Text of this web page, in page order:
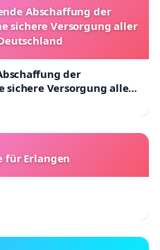
Abschaffung der
sichere Versorgung aller
der
sichere Versorgung aller
für Erlangen